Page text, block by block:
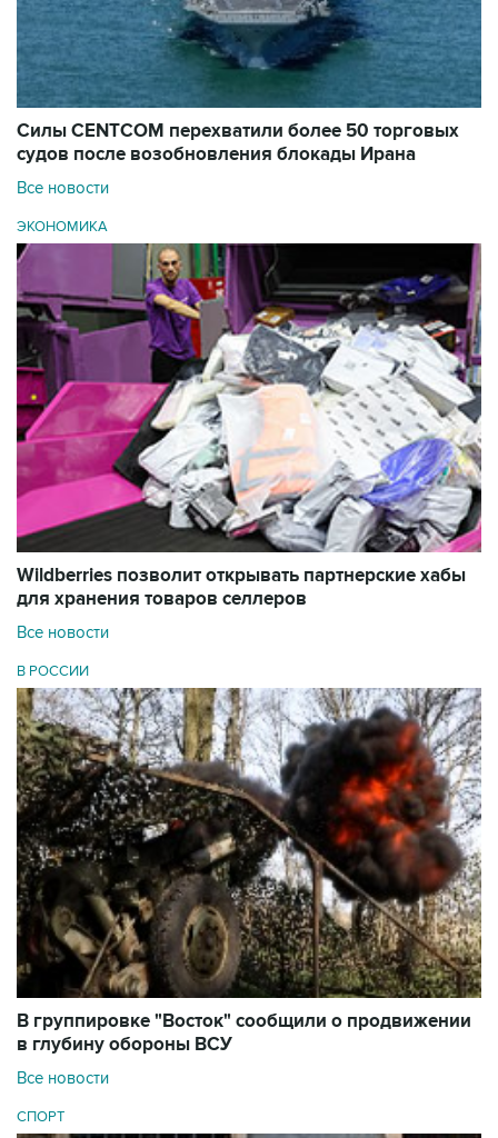
Силы CENTCOM перехватили более 50 торговых
судов после возобновления блокады Ирана
Все новости
ЭКОНОМИКА
Wildberries позволит открывать партнерские хабы
для хранения товаров селлеров
Все новости
В РОССИИ
В группировке "Восток" сообщили о продвижении
в глубину обороны ВСУ
Все новости
СПОРТ